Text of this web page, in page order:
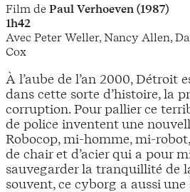
Film de Paul Verhoeven (1987)
1h42
Avec Peter Weller, Nancy Allen,
Cox
À l’aube de l’an 2000, Détroit
dans cette sorte d’histoire, la
corruption. Pour pallier ce
de police inventent une
Robocop, mi-homme, mi-
de chair et d’acier qui a pour
sauvegarder la tranquillité de
souvent, ce cyborg a aussi une